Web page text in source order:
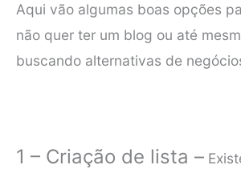
Aqui vão algumas boas opções
não quer ter um blog ou até
buscando alternativas de
1 – Criação de lista –